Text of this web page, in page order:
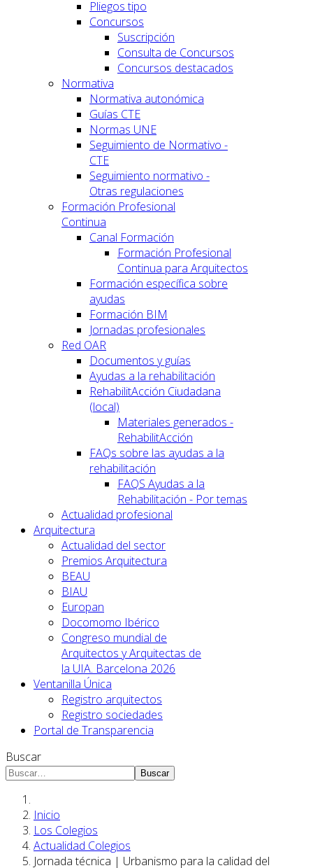
Pliegos tipo
Concursos
Suscripción
Consulta de Concursos
Concursos destacados
Normativa
Normativa autonómica
Guías CTE
Normas UNE
Seguimiento de Normativo -
CTE
Seguimiento normativo -
Otras regulaciones
Formación Profesional
Continua
Canal Formación
Formación Profesional
Continua para Arquitectos
Formación específica sobre
ayudas
Formación BIM
Jornadas profesionales
Red OAR
Documentos y guías
Ayudas a la rehabilitación
RehabilitAcción Ciudadana
(local)
Materiales generados -
RehabilitAcción
FAQs sobre las ayudas a la
rehabilitación
FAQS Ayudas a la
Rehabilitación - Por temas
Actualidad profesional
Arquitectura
Actualidad del sector
Premios Arquitectura
BEAU
BIAU
Europan
Docomomo Ibérico
Congreso mundial de
Arquitectos y Arquitectas de
la UIA. Barcelona 2026
Ventanilla Única
Registro arquitectos
Registro sociedades
Portal de Transparencia
Buscar
Buscar
Inicio
Los Colegios
Actualidad Colegios
Jornada técnica | Urbanismo para la calidad del